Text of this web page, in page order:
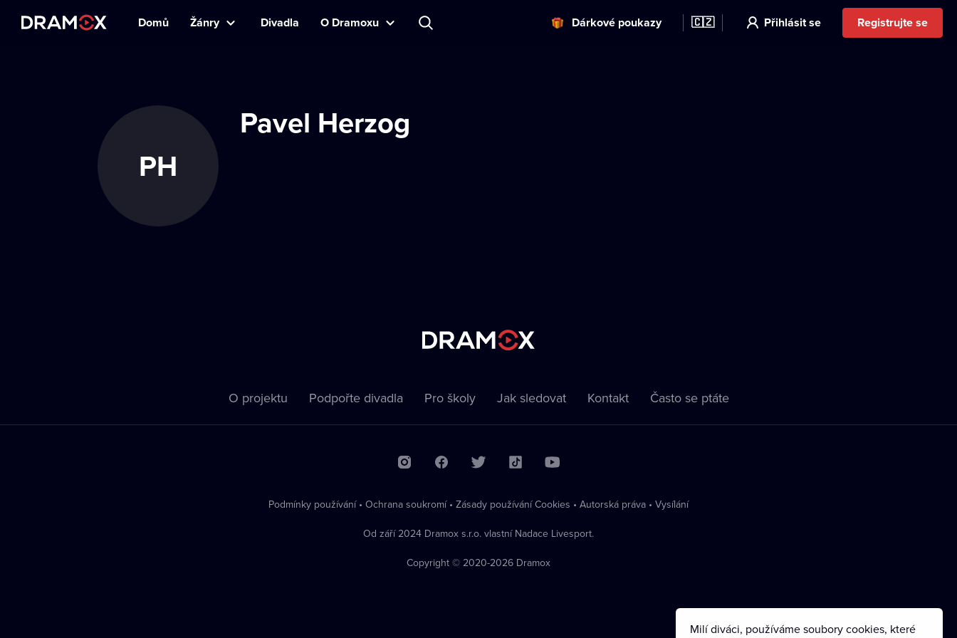
Domů Žánry Divadla O Dramoxu Dárkové poukazy 🇨🇿 Přihlásit se Registrujte se
PH
Pavel Herzog
O projektu Podpořte divadla Pro školy Jak sledovat Kontakt Často se ptáte
Podmínky používání • Ochrana soukromí • Zásady používání Cookies • Autorská práva • Vysílání
Od září 2024 Dramox s.r.o. vlastní Nadace Livesport.
Copyright © 2020-2026 Dramox
Milí diváci, používáme soubory cookies, které